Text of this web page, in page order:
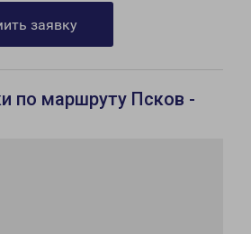
заявку
по маршруту Псков -